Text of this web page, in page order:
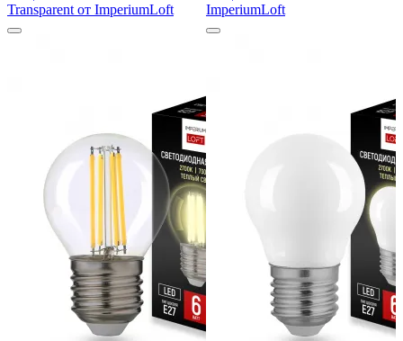
Transparent от ImperiumLoft
ImperiumLoft